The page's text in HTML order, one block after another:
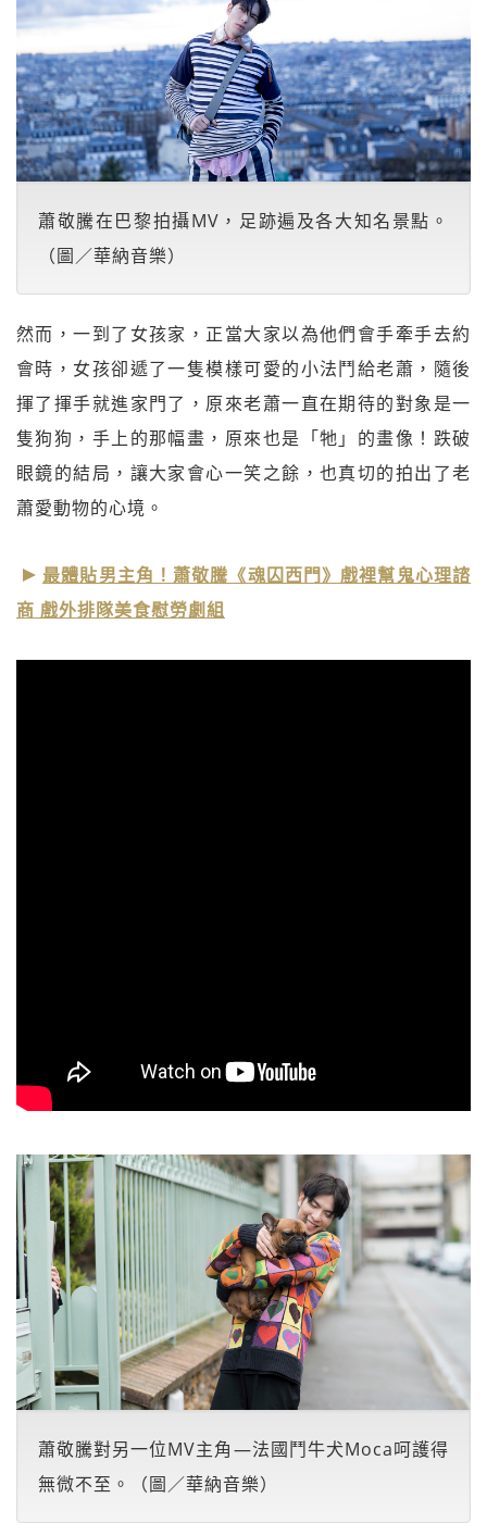
蕭敬騰在巴黎拍攝MV，足跡遍及各大知名景點。
（圖／華納音樂）
然而，一到了女孩家，正當大家以為他們會手牽手去約
會時，女孩卻遞了一隻模樣可愛的小法鬥給老蕭，隨後
揮了揮手就進家門了，原來老蕭一直在期待的對象是一
隻狗狗，手上的那幅畫，原來也是「牠」的畫像！跌破
眼鏡的結局，讓大家會心一笑之餘，也真切的拍出了老
蕭愛動物的心境。
最體貼男主角！蕭敬騰《魂囚西門》戲裡幫鬼心理諮
商 戲外排隊美食慰勞劇組
蕭敬騰對另一位MV主角—法國鬥牛犬Moca呵護得
無微不至。（圖／華納音樂）